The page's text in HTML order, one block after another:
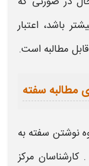
باشد، اعتبار
مطالبه است.
مطالبه سفته
نوشتن سفته به
مرکز